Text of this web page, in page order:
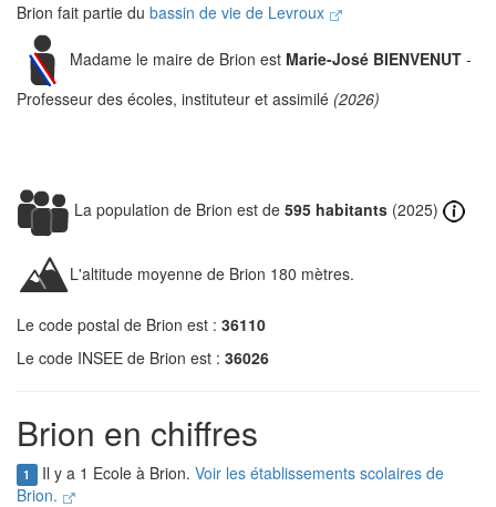
Brion fait partie du bassin de vie de Levroux
Madame le maire de Brion est Marie-José BIENVENUT -
Professeur des écoles, instituteur et assimilé (2026)
La population de Brion est de 595 habitants (2025)
L'altitude moyenne de Brion 180 mètres.
Le code postal de Brion est : 36110
Le code INSEE de Brion est : 36026
Brion en chiffres
1 Il y a 1 Ecole à Brion. Voir les établissements scolaires de
Brion.